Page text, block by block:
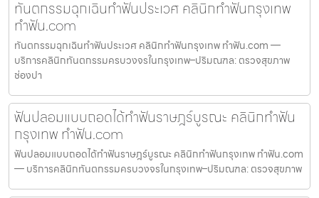
ทันตกรรมฉุกเฉินทำฟันประเวศ คลินิกทำฟันกรุงเทพ
ทำฟัน.com
ทันตกรรมฉุกเฉินทำฟันประเวศ คลินิกทำฟันกรุงเทพ ทำฟัน.com —
บริการคลินิกทันตกรรมครบวงจรในกรุงเทพ–ปริมณฑล: ตรวจสุขภาพ
ช่องปา
ฟันปลอมแบบถอดได้ทำฟันราษฎร์บูรณะ คลินิกทำฟัน
กรุงเทพ ทำฟัน.com
ฟันปลอมแบบถอดได้ทำฟันราษฎร์บูรณะ คลินิกทำฟันกรุงเทพ ทำฟัน.com
— บริการคลินิกทันตกรรมครบวงจรในกรุงเทพ–ปริมณฑล: ตรวจสุขภาพ